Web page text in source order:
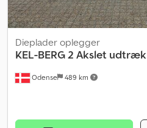
Odense 489 km
Dieplader oplegger
KEL-BERG2 Akslet udtræk